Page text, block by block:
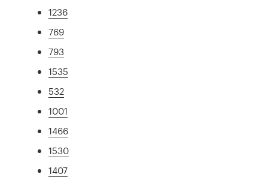
1236
769
793
1535
532
1001
1466
1530
1407